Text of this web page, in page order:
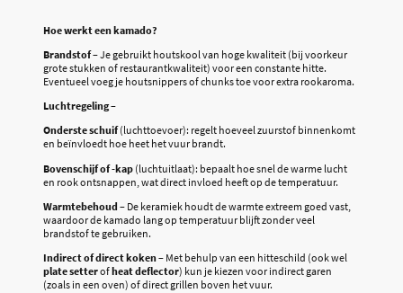
Hoe werkt een kamado?
Brandstof– Je gebruikt houtskool van hoge kwaliteit (bij voorkeur
grote stukken of restaurantkwaliteit) voor een constante hitte.
Eventueel voeg je houtsnippers of chunks toe voor extra rookaroma.
Luchtregeling–
Onderste schuif(luchttoevoer): regelt hoeveel zuurstof binnenkomt
en beïnvloedt hoe heet het vuur brandt.
Bovenschijf of -kap (luchtuitlaat): bepaalt hoe snel de warme lucht
en rook ontsnappen, wat direct invloed heeft op de temperatuur.
Warmtebehoud – De keramiek houdt de warmte extreem goed vast,
waardoor de kamado lang op temperatuur blijft zonder veel
brandstof te gebruiken.
Indirect of direct koken– Met behulp van een hitteschild (ook wel
plate setterofheat deflector) kun je kiezen voor indirect garen
(zoals in een oven) of direct grillen boven het vuur.